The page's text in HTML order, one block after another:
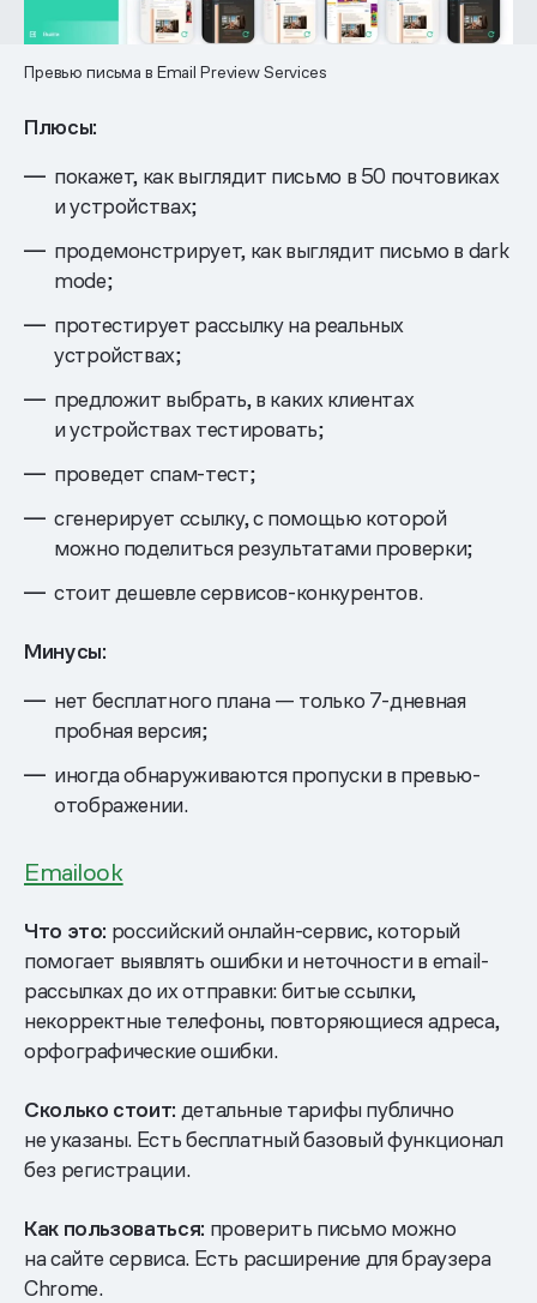
Превью письма в Email Preview Services
Плюсы:
покажет, как выглядит письмо в 50 почтовиках
и устройствах;
продемонстрирует, как выглядит письмо в dark
mode;
протестирует рассылку на реальных
устройствах;
предложит выбрать, в каких клиентах
и устройствах тестировать;
проведет спам-тест;
сгенерирует ссылку, с помощью которой
можно поделиться результатами проверки;
стоит дешевле сервисов-конкурентов.
Минусы:
нет бесплатного плана — только 7-дневная
пробная версия;
иногда обнаруживаются пропуски в превью-
отображении.
Emailook
Что это: российский онлайн-сервис, который
помогает выявлять ошибки и неточности в email-
рассылках до их отправки: битые ссылки,
некорректные телефоны, повторяющиеся адреса,
орфографические ошибки.
Сколько стоит: детальные тарифы публично
не указаны. Есть бесплатный базовый функционал
без регистрации.
Как пользоваться: проверить письмо можно
на сайте сервиса. Есть расширение для браузера
Chrome.